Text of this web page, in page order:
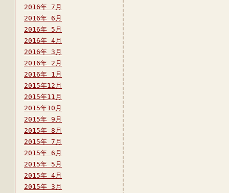
2016年 7月
2016年 6月
2016年 5月
2016年 4月
2016年 3月
2016年 2月
2016年 1月
2015年12月
2015年11月
2015年10月
2015年 9月
2015年 8月
2015年 7月
2015年 6月
2015年 5月
2015年 4月
2015年 3月